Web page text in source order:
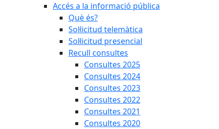
Accés a la informació pública
Què és?
Sol·licitud telemàtica
Sol·licitud presencial
Recull consultes
Consultes 2025
Consultes 2024
Consultes 2023
Consultes 2022
Consultes 2021
Consultes 2020